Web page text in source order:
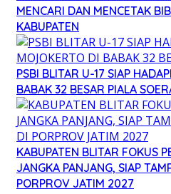
MENCARI DAN MENCETAK
KABUPATEN
PSBI BLITAR U-17 SIAP
BABAK 32 BESAR PIALA
KABUPATEN BLITAR FOKUS
JANGKA PANJANG, SIAP
PORPROV JATIM 2027